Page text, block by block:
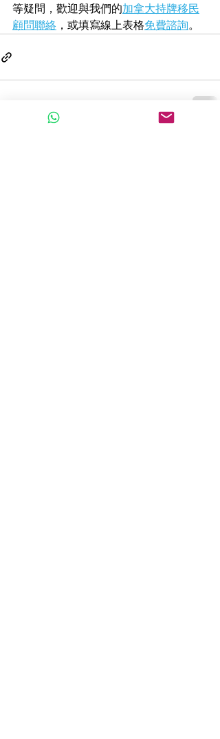
等疑問，歡迎與我們的加拿大持牌移民
顧問聯絡 ，或填寫線上表格免費諮詢。